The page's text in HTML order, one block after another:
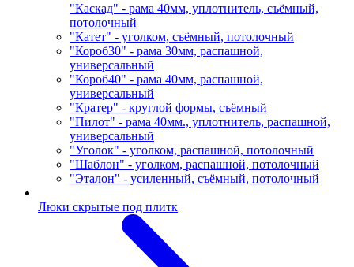
"Каскад" - рама 40мм, уплотнитель, съёмный,
потолочный
"Катет" - уголком, съёмный, потолочный
"Короб30" - рама 30мм, распашной,
универсальный
"Короб40" - рама 40мм, распашной,
универсальный
"Кратер" - круглой формы, съёмный
"Пилот" - рама 40мм., уплотнитель, распашной,
универсальный
"Уголок" - уголком, распашной, потолочный
"Шаблон" - уголком, распашной, потолочный
"Эталон" - усиленный, съёмный, потолочный
Люки скрытые под плитк